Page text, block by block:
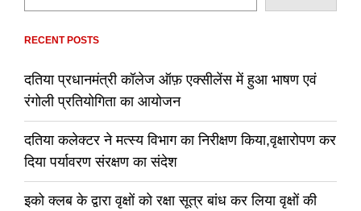
RECENT POSTS
दतिया प्रधानमंत्री कॉलेज ऑफ़ एक्सीलेंस में हुआ भाषण एवं
रंगोली प्रतियोगिता का आयोजन
दतिया कलेक्टर ने मत्स्य विभाग का निरीक्षण किया,वृक्षारोपण कर
दिया पर्यावरण संरक्षण का संदेश
इको क्लब के द्वारा वृक्षों को रक्षा सूत्र बांध कर लिया वृक्षों की